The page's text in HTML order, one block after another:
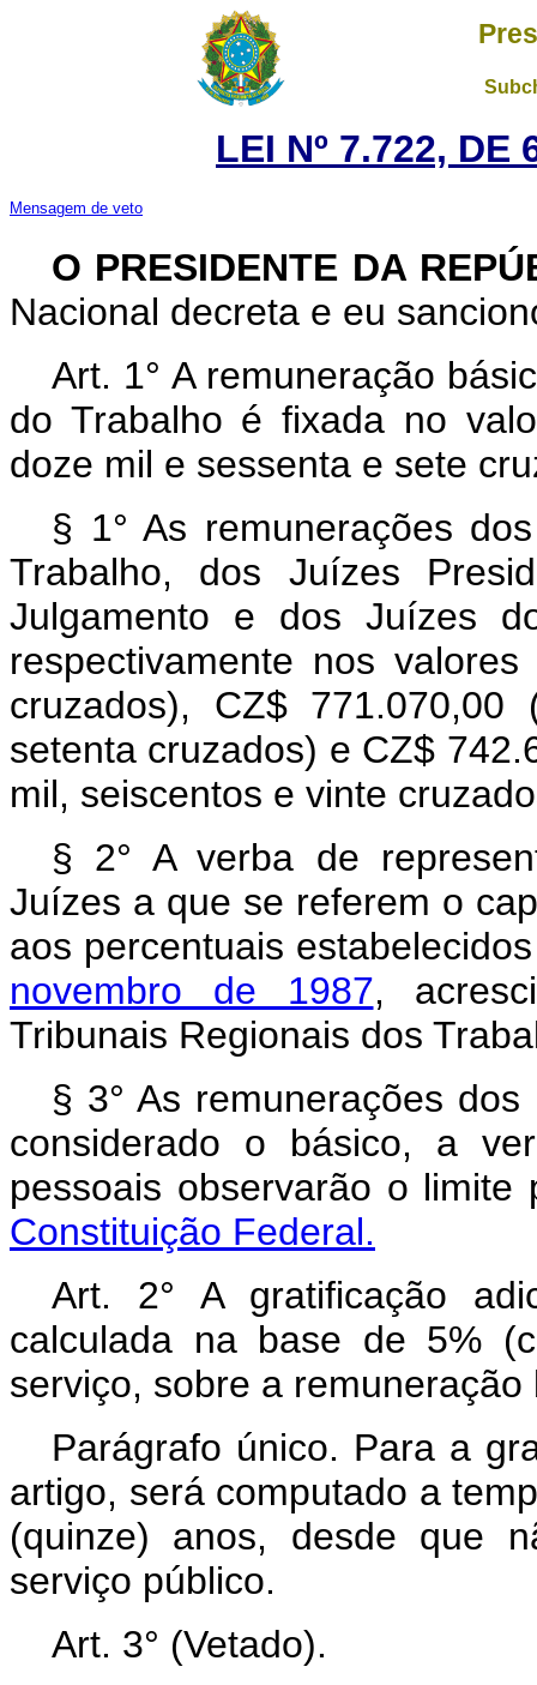
LEI Nº 7.722, DE
Mensagem de veto
O PRESIDENTE DA
Nacional decreta e eu
Art. 1° A remuneração
do Trabalho é fixada no
doze mil e sessenta e sete
§ 1° As remunerações
Trabalho, dos Juízes
Julgamento e dos Juízes
respectivamente nos
cruzados), CZ$
setenta cruzados) e CZ$
mil, seiscentos e vinte
§ 2° A verba de
Juízes a que se referem o
aos percentuais
novembro de 1987,
Tribunais Regionais dos
§ 3° As remunerações
considerado o básico, a
pessoais observarão o
Constituição Federal.
Art. 2° A gratificação
calculada na base de 5%
serviço, sobre a
Parágrafo único. Para a
artigo, será computado a
(quinze) anos, desde que
serviço público.
Art. 3° (Vetado).